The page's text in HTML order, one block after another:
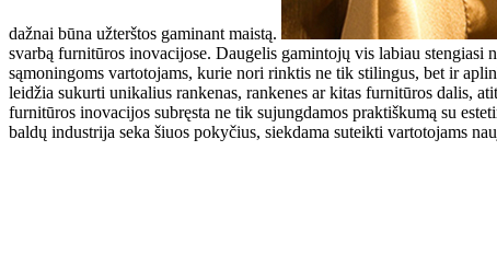
dažnai būna užterštos gaminant maistą.
svarbą furnitūros inovacijose. Daugelis gamintojų vis labiau
sąmoningoms vartotojams, kurie nori rinktis ne tik stilingus, bet ir
leidžia sukurti unikalius rankenas, rankenes ar kitas furnitūros dalis,
furnitūros inovacijos subręsta ne tik sujungdamos praktiškumą su
baldų industrija seka šiuos pokyčius, siekdama suteikti vartotojams